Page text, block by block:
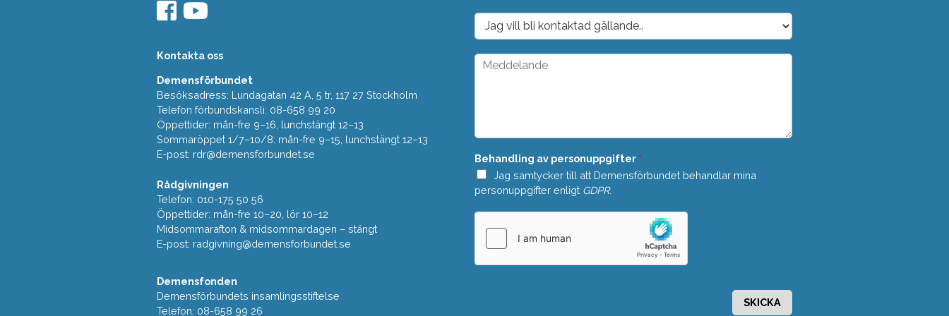
Kontakta oss
Demensförbundet
Besöksadress: Lundagatan 42 A, 5 tr, 117 27 Stockholm
Telefon förbundskansli: 08-658 99 20
Öppettider: mån-fre 9–16, lunchstängt 12–13
Sommaröppet 1/7–10/8: mån-fre 9–15, lunchstängt 12–13
E-post: rdr@demensforbundet.se
Rådgivningen
Telefon: 010-175 50 56
Öppettider: mån-fre 10–20, lör 10–12
Midsommarafton & midsommardagen – stängt
E-post: radgivning@demensforbundet.se
Demensfonden
Demensförbundets insamlingsstiftelse
Telefon: 08-658 99 26
o
t
*
D
o
p
M
a
d
e
*
Behandling av personuppgifter *
Jag samtycker till att Demensförbundet behandlar mina
personuppgifter enligt GDPR.
SKICKA